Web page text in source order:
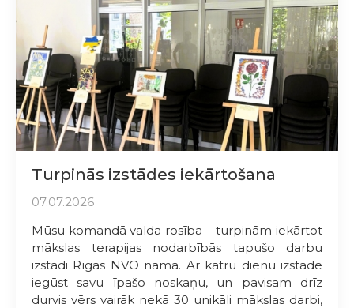
Turpinās izstādes iekārtošana
07.07.2026
Mūsu komandā valda rosība – turpinām iekārtot
mākslas terapijas nodarbībās tapušo darbu
izstādi Rīgas NVO namā. Ar katru dienu izstāde
iegūst savu īpašo noskaņu, un pavisam drīz
durvis vērs vairāk nekā 30 unikāli mākslas darbi,